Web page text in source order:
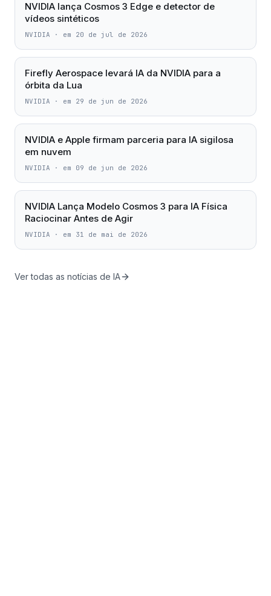
NVIDIA lança Cosmos 3 Edge e detector de
vídeos sintéticos
NVIDIA · em 20 de jul de 2026
Firefly Aerospace levará IA da NVIDIA para a
órbita da Lua
NVIDIA · em 29 de jun de 2026
NVIDIA e Apple firmam parceria para IA sigilosa
em nuvem
NVIDIA · em 09 de jun de 2026
NVIDIA Lança Modelo Cosmos 3 para IA Física
Raciocinar Antes de Agir
NVIDIA · em 31 de mai de 2026
Ver todas as notícias de IA